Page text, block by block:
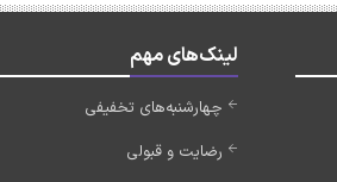
لینک‌های مهم
چهارشنبه‌های تخفیفی
رضایت و قبولی